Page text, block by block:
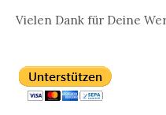
Vielen Dank für Deine